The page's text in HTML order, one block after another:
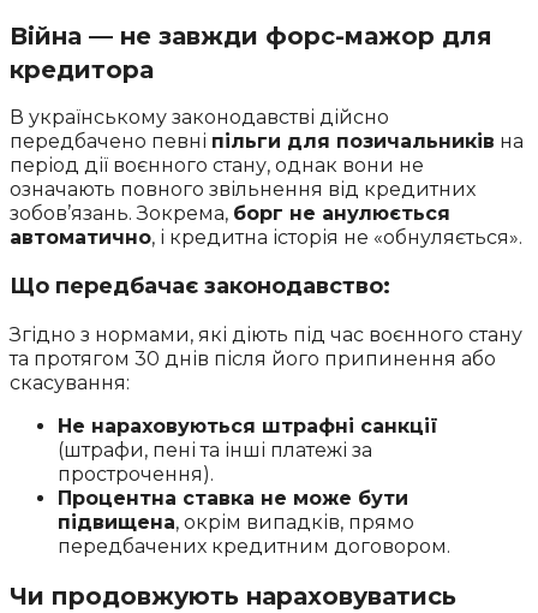
Війна — не завжди форс-мажор для
кредитора
В українському законодавстві дійсно
передбачено певні пільги для позичальників на
період дії воєнного стану, однак вони не
означають повного звільнення від кредитних
зобов’язань. Зокрема, борг не анулюється
автоматично, і кредитна історія не «обнуляється».
Що передбачає законодавство:
Згідно з нормами, які діють під час воєнного стану
та протягом 30 днів після його припинення або
скасування:
Не нараховуються штрафні санкції
(штрафи, пені та інші платежі за
прострочення).
Процентна ставка не може бути
підвищена, окрім випадків, прямо
передбачених кредитним договором.
Чи продовжують нараховуватись